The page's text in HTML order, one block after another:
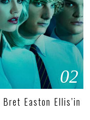
02
Bret Easton Ellis’in